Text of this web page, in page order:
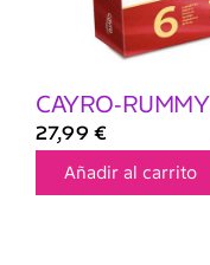
CAYRO-
27,99 €
Añadir al carrito